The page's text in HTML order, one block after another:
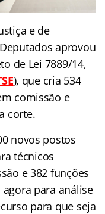
e de
aprovou
de Lei 7889/14,
), que cria 534
comissão e
corte.
novos postos
técnicos
e 382 funções
para análise
para que seja